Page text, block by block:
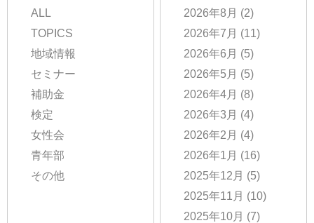
ALL
TOPICS
地域情報
セミナー
補助金
検定
女性会
青年部
その他
2026年8月 (2)
2026年7月 (11)
2026年6月 (5)
2026年5月 (5)
2026年4月 (8)
2026年3月 (4)
2026年2月 (4)
2026年1月 (16)
2025年12月 (5)
2025年11月 (10)
2025年10月 (7)